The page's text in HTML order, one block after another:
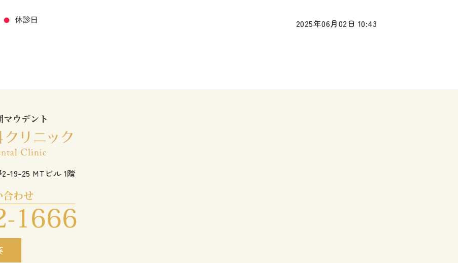
2025年06月02日 10:43
19-25 MTビル 1階